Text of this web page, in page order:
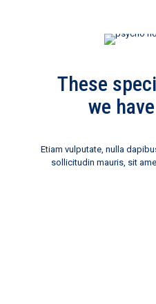
These
we
Etiam vulputate, nulla
sollicitudin mauris, sit